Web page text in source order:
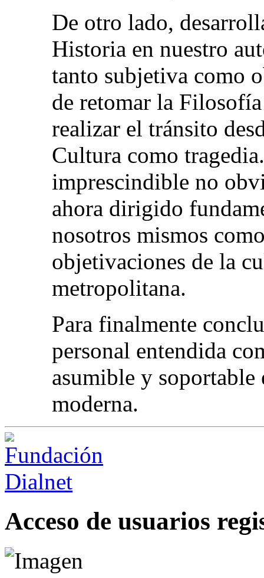
De otro lado,
Historia en nuestro
tanto subjetiva como
de retomar la
realizar el tránsito
Cultura como
imprescindible no
ahora dirigido
nosotros mismos
objetivaciones de la
metropolitana.
Para finalmente
personal entendida
asumible y
moderna.
Acceso de usuarios